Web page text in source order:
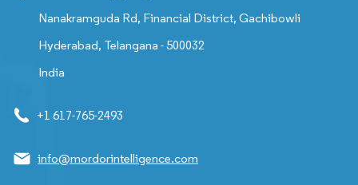
Nanakramguda Rd, Financial District, Gachibowli
Hyderabad, Telangana - 500032
India
+1 617-765-2493
info@mordorintelligence.com